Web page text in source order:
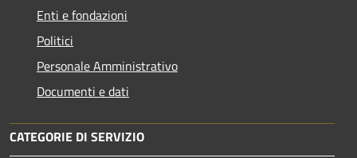
Enti e fondazioni
Politici
Personale Amministrativo
Documenti e dati
CATEGORIE DI SERVIZIO